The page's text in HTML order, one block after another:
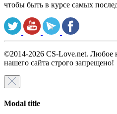
чтобы быть в курсе самых
©2014-2026 CS-Love.net. Любое
нашего сайта строго запрещено!
Modal title